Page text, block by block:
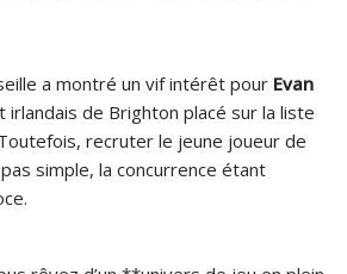
a montré un vif intérêt pour Evan
irlandais de Brighton placé sur la liste
recruter le jeune joueur de
pas simple, la concurrence étant